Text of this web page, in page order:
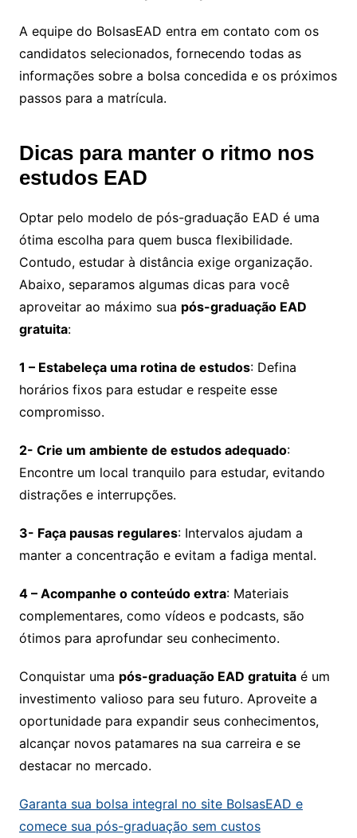
A equipe do BolsasEAD entra em contato com os
candidatos selecionados, fornecendo todas as
informações sobre a bolsa concedida e os próximos
passos para a matrícula.
Dicas para manter o ritmo nos
estudos EAD
Optar pelo modelo de pós-graduação EAD é uma
ótima escolha para quem busca flexibilidade.
Contudo, estudar à distância exige organização.
Abaixo, separamos algumas dicas para você
aproveitar ao máximo sua pós-graduação EAD
gratuita:
1 – Estabeleça uma rotina de estudos: Defina
horários fixos para estudar e respeite esse
compromisso.
2- Crie um ambiente de estudos adequado:
Encontre um local tranquilo para estudar, evitando
distrações e interrupções.
3- Faça pausas regulares: Intervalos ajudam a
manter a concentração e evitam a fadiga mental.
4 – Acompanhe o conteúdo extra: Materiais
complementares, como vídeos e podcasts, são
ótimos para aprofundar seu conhecimento.
Conquistar uma pós-graduação EAD gratuitaé um
investimento valioso para seu futuro. Aproveite a
oportunidade para expandir seus conhecimentos,
alcançar novos patamares na sua carreira e se
destacar no mercado.
Garanta sua bolsa integral no site BolsasEAD e
comece sua pós-graduação sem custos